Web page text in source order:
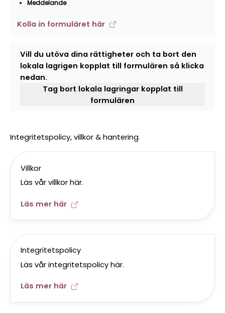
Meddelande
Kolla in formuläret här
Vill du utöva dina rättigheter och ta bort den
lokala lagrigen kopplat till formulären så klicka
nedan.
Tag bort lokala lagringar kopplat till
formulären
Integritetspolicy, villkor & hantering
Villkor
Läs vår villkor här.
Läs mer här
Integritetspolicy
Läs vår integritetspolicy här.
Läs mer här